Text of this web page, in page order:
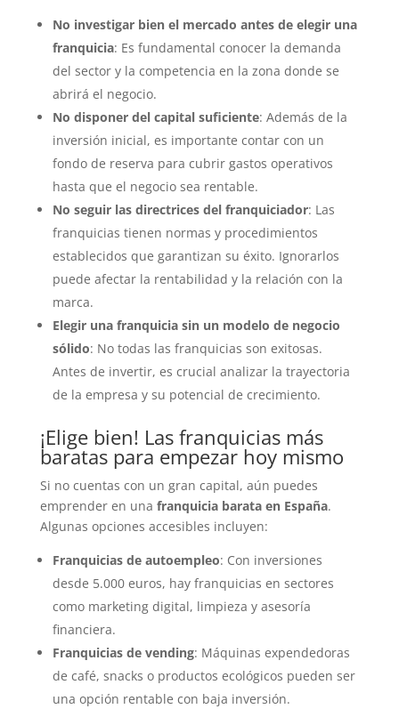
No investigar bien el mercado antes de elegir una
franquicia: Es fundamental conocer la demanda
del sector y la competencia en la zona donde se
abrirá el negocio.
No disponer del capital suficiente: Además de la
inversión inicial, es importante contar con un
fondo de reserva para cubrir gastos operativos
hasta que el negocio sea rentable.
No seguir las directrices del franquiciador: Las
franquicias tienen normas y procedimientos
establecidos que garantizan su éxito. Ignorarlos
puede afectar la rentabilidad y la relación con la
marca.
Elegir una franquicia sin un modelo de negocio
sólido: No todas las franquicias son exitosas.
Antes de invertir, es crucial analizar la trayectoria
de la empresa y su potencial de crecimiento.
¡Elige bien! Las franquicias más
baratas para empezar hoy mismo
Si no cuentas con un gran capital, aún puedes
emprender en una franquicia barata en España.
Algunas opciones accesibles incluyen:
Franquicias de autoempleo: Con inversiones
desde 5.000 euros, hay franquicias en sectores
como marketing digital, limpieza y asesoría
financiera.
Franquicias de vending: Máquinas expendedoras
de café, snacks o productos ecológicos pueden ser
una opción rentable con baja inversión.